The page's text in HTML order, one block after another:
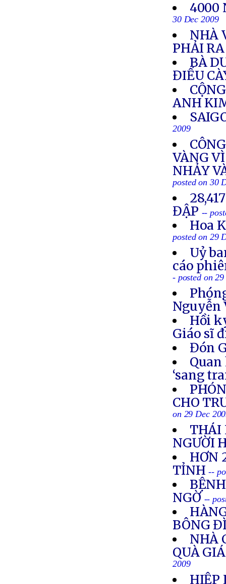
4000
30 Dec 2009
NHÀ
PHẢI
BÀ
ĐIẾU
ANH
2009
VÀNG
NHẢY
posted on 30
ĐẬP --
Hoa
posted on 29
Uỷ
cáo
- posted on
Nguyễn
Hồi
Giáo sĩ
Đón
‘sang
CHO
on 29 Dec
THÁI
NGƯỜI
HƠN
TỈNH --
NGỜ --
BÔNG
NHÀ
QUÀ
2009
HIỆP